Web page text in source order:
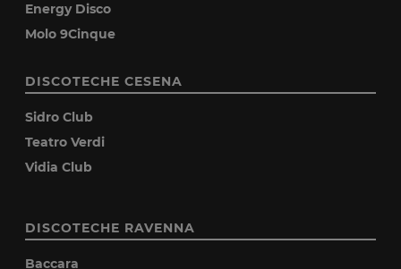
Energy Disco
Molo 9Cinque
DISCOTECHE CESENA
Sidro Club
Teatro Verdi
Vidia Club
DISCOTECHE RAVENNA
Baccara